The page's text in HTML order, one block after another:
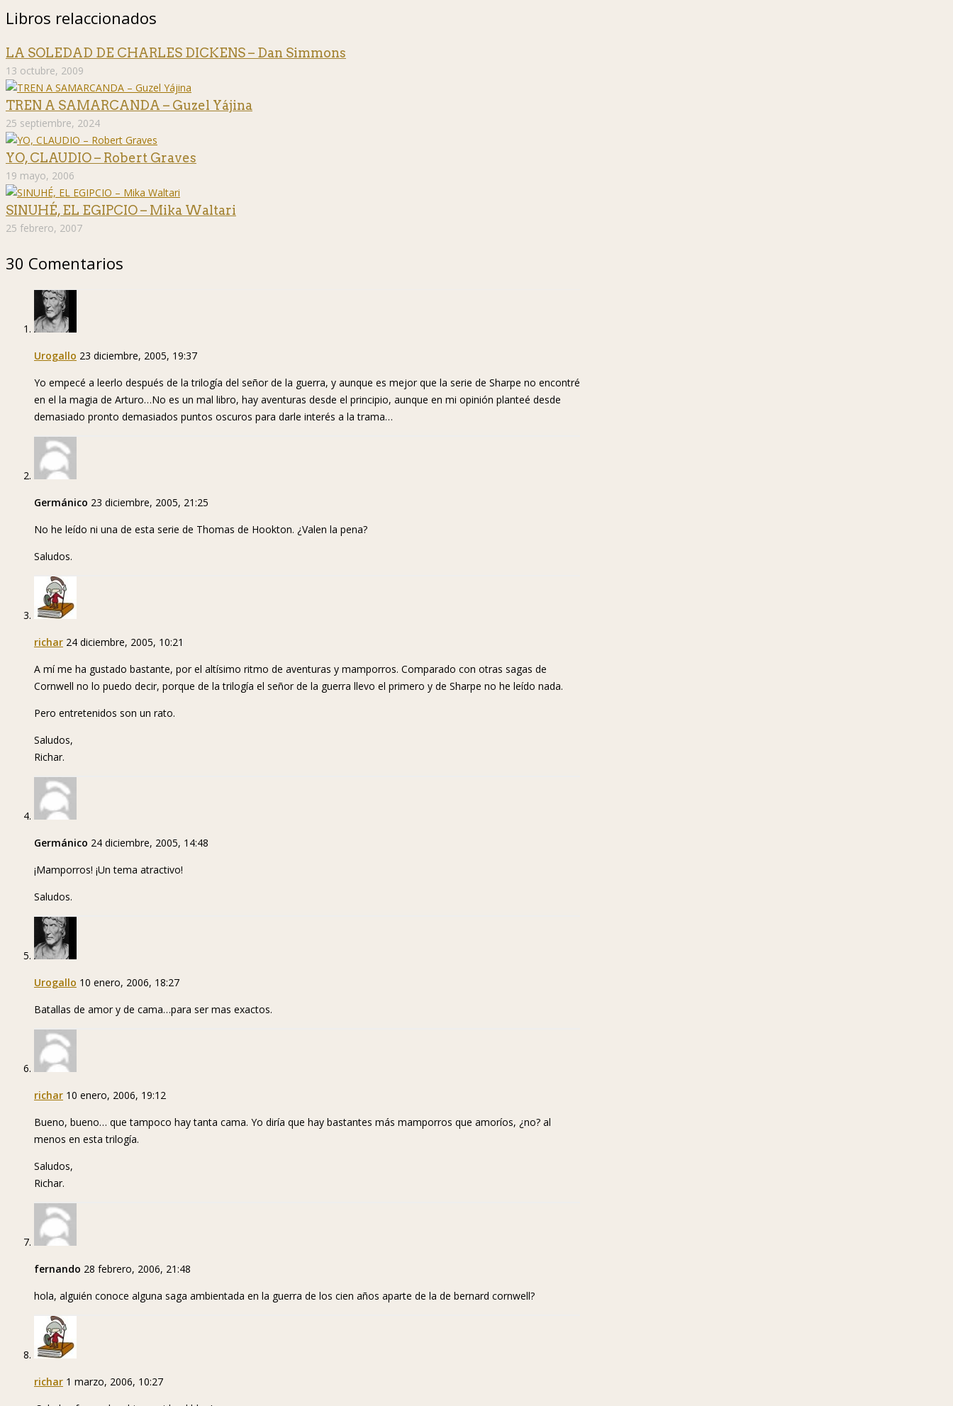
Libros relaccionados
LA SOLEDAD DE CHARLES DICKENS – Dan Simmons
13 octubre, 2009
TREN A SAMARCANDA – Guzel Yájina
25 septiembre, 2024
YO, CLAUDIO – Robert Graves
19 mayo, 2006
SINUHÉ, EL EGIPCIO – Mika Waltari
25 febrero, 2007
30 Comentarios
Urogallo 23 diciembre, 2005, 19:37
Yo empecé a leerlo después de la trilogía del señor de la guerra, y aunque es mejor que la serie de Sharpe no encontré
en el la magia de Arturo…No es un mal libro, hay aventuras desde el principio, aunque en mi opinión planteé desde
demasiado pronto demasiados puntos oscuros para darle interés a la trama…
Germánico 23 diciembre, 2005, 21:25
No he leído ni una de esta serie de Thomas de Hookton. ¿Valen la pena?
Saludos.
richar 24 diciembre, 2005, 10:21
A mí me ha gustado bastante, por el altísimo ritmo de aventuras y mamporros. Comparado con otras sagas de
Cornwell no lo puedo decir, porque de la trilogía el señor de la guerra llevo el primero y de Sharpe no he leído nada.
Pero entretenidos son un rato.
Saludos,
Richar.
Germánico 24 diciembre, 2005, 14:48
¡Mamporros! ¡Un tema atractivo!
Saludos.
Urogallo 10 enero, 2006, 18:27
Batallas de amor y de cama…para ser mas exactos.
richar 10 enero, 2006, 19:12
Bueno, bueno… que tampoco hay tanta cama. Yo diría que hay bastantes más mamporros que amoríos, ¿no? al
menos en esta trilogía.
Saludos,
Richar.
fernando 28 febrero, 2006, 21:48
hola, alguién conoce alguna saga ambientada en la guerra de los cien años aparte de la de bernard cornwell?
richar 1 marzo, 2006, 10:27